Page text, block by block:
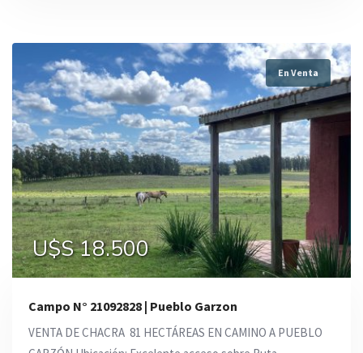
En Venta
U$S 18.500
Campo N° 21092828 | Pueblo Garzon
VENTA DE CHACRA  81 HECTÁREAS EN CAMINO A PUEBLO